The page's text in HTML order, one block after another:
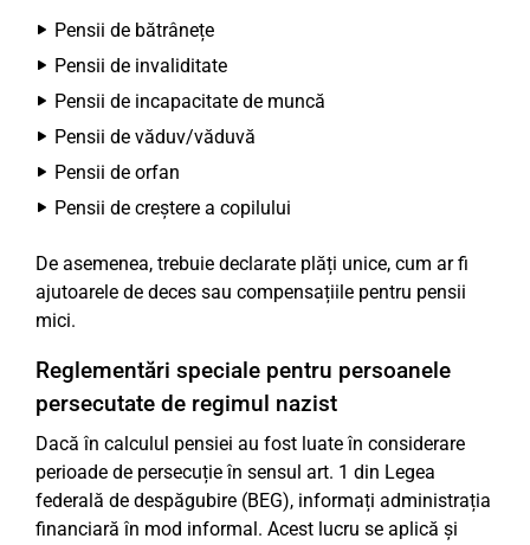
Pensii de bătrânețe
Pensii de invaliditate
Pensii de incapacitate de muncă
Pensii de văduv/văduvă
Pensii de orfan
Pensii de creștere a copilului
De asemenea, trebuie declarate plăți unice, cum ar fi
ajutoarele de deces sau compensațiile pentru pensii
mici.
Reglementări speciale pentru persoanele
persecutate de regimul nazist
Dacă în calculul pensiei au fost luate în considerare
perioade de persecuție în sensul art. 1 din Legea
federală de despăgubire (BEG), informați administrația
financiară în mod informal. Acest lucru se aplică și